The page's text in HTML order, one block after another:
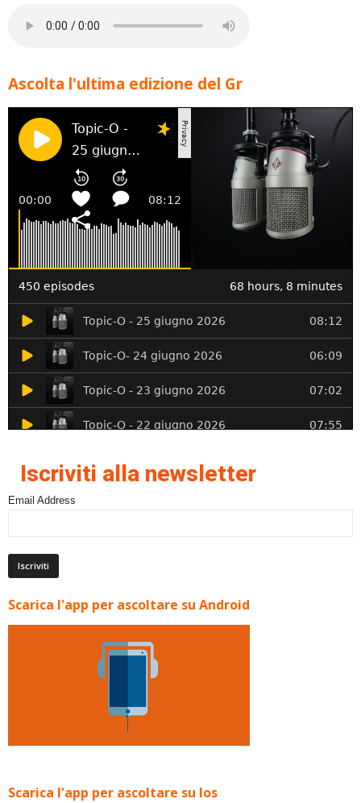
Ascolta l'ultima edizione del Gr
Iscriviti alla newsletter
Email Address
Scarica l'app per ascoltare su Android
Scarica l'app per ascoltare su Ios